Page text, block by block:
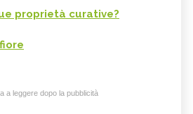
proprietà curative?
a leggere dopo la pubblicità